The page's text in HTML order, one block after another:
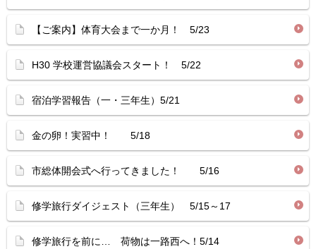
【ご案内】体育大会まで一か月！ 5/23
H30 学校運営協議会スタート！ 5/22
宿泊学習報告（一・三年生）5/21
金の卵！実習中！ 5/18
市総体開会式へ行ってきました！ 5/16
修学旅行ダイジェスト（三年生） 5/15～17
修学旅行を前に… 荷物は一路西へ！5/14